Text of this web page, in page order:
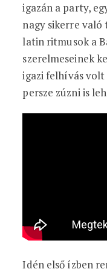
igazán a party,
nagy sikerre
latin ritmusok a
szerelmeseinek
igazi felhívás volt
persze zúzni is
Idén első ízben